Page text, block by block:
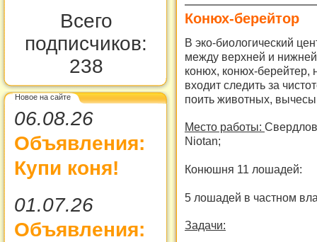
Всего
подписчиков:
238
Новое на сайте
06.08.26
Объявления:
Купи коня!
01.07.26
Объявления:
Конюх-берейтор
В эко-биологический
между верхней и
конюх, конюх-
входит следить за
поить животных,
Место работы:
Niotan;
Конюшня 11 лошадей:
5 лошадей в частном
Задачи: